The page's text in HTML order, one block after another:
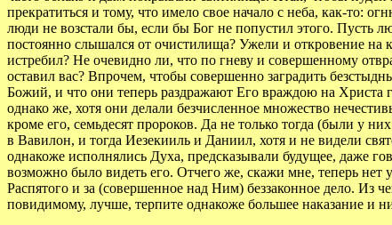
прекратиться и тому, что имело свое начало с неба, как-то:
люди не возстали бы, если бы Бог не попустил этого. Пусть
постоянно слышался от очистилища? Ужели и откровение
истребил? Не очевидно ли, что по гневу и совершенному
оставил вас? Впрочем, чтобы совершенно заградить
Божий, и что они теперь раздражают Его враждою на Христа
однако же, хотя они делали безчисленное множество
кроме его, семьдесят пророков. Да не только тогда (были у
в Вавилон, и тогда Иезекииль и Даниил, хотя и не видели
однакоже исполнялись Духа, предсказывали будущее, даже
возможно было видеть его. Отчего же, скажи мне, теперь нет
Распятого и за (совершенное над Ним) беззаконное дело. Из
повидимому, лучше, терпите однакоже большее наказание и